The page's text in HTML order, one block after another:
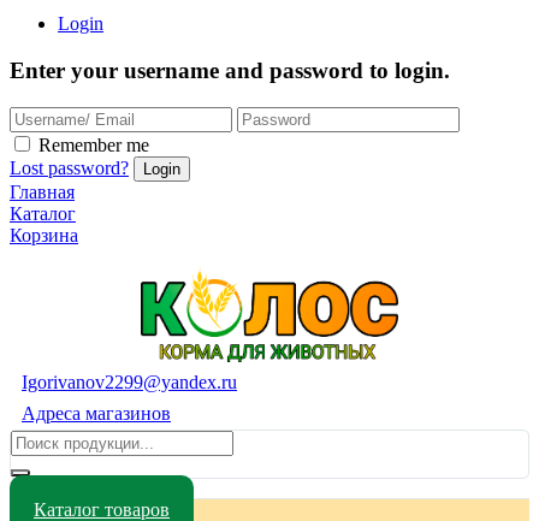
Login
Enter your username and password to login.
Remember me
Lost password?
Главная
Каталог
Корзина
Igorivanov2299@yandex.ru
Адреса магазинов
Каталог товаров